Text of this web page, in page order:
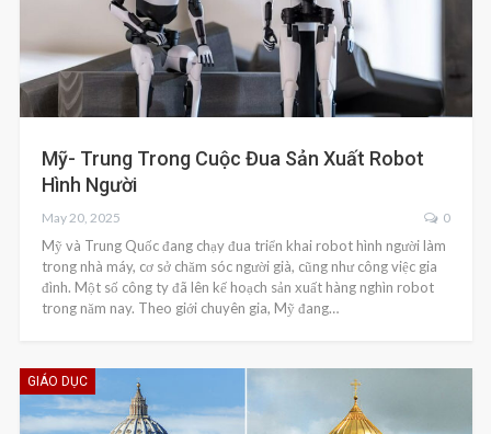
Mỹ- Trung Trong Cuộc Đua Sản Xuất Robot
Hình Người
May 20, 2025 0
Mỹ và Trung Quốc đang chạy đua triển khai robot hình người làm
trong nhà máy, cơ sở chăm sóc người già, cũng như công việc gia
đình. Một số công ty đã lên kế hoạch sản xuất hàng nghìn robot
trong năm nay. Theo giới chuyên gia, Mỹ đang…
GIÁO DỤC